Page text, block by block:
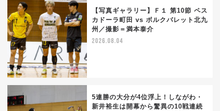
【写真ギャラリー】Ｆ１ 第10節 ペス
カドーラ町田 vs ボルクバレット北九
州／撮影＝満本泰介
2026.08.04
5連勝の大分が4位浮上！しながわ・
新井裕生は開幕から驚異の10戦連続